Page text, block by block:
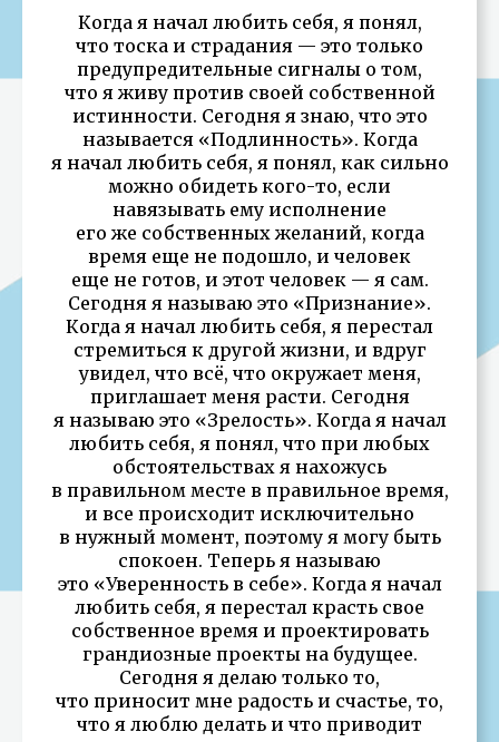
Когда я начал любить себя, я понял,
что тоска и страдания — это только
предупредительные сигналы о том,
что я живу против своей собственной
истинности. Сегодня я знаю, что это
называется «Подлинность». Когда
я начал любить себя, я понял, как сильно
можно обидеть кого-то, если
навязывать ему исполнение
его же собственных желаний, когда
время еще не подошло, и человек
еще не готов, и этот человек — я сам.
Сегодня я называю это «Признание».
Когда я начал любить себя, я перестал
стремиться к другой жизни, и вдруг
увидел, что всё, что окружает меня,
приглашает меня расти. Сегодня
я называю это «Зрелость». Когда я начал
любить себя, я понял, что при любых
обстоятельствах я нахожусь
в правильном месте в правильное время,
и все происходит исключительно
в нужный момент, поэтому я могу быть
спокоен. Теперь я называю
это «Уверенность в себе». Когда я начал
любить себя, я перестал красть свое
собственное время и проектировать
грандиозные проекты на будущее.
Сегодня я делаю только то,
что приносит мне радость и счастье, то,
что я люблю делать и что приводит